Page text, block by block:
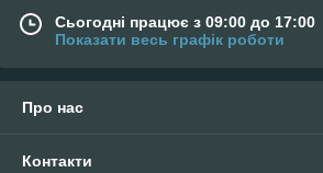
Сьогодні працює з 09:00 до 17:00
Показати весь графік роботи
Про нас
Контакти